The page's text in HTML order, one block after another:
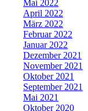
Mai 2022
April 2022
März 2022
Februar 2022
Januar 2022
Dezember 2021
November 2021
Oktober 2021
September 2021
Mai 2021
Oktober 2020